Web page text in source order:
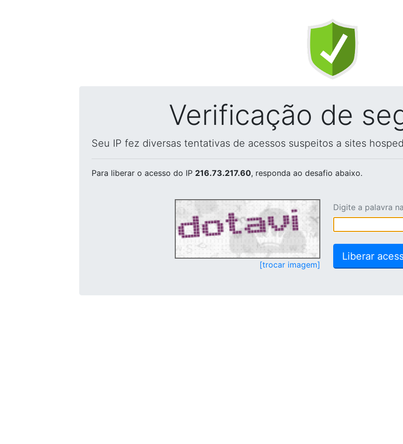
Verificação de
Seu IP fez diversas tentativas de acessos suspeitos a sites
Para liberar o acesso do IP 216.73.217.60, responda ao desafio abaixo.
[trocar imagem]
Digite a palavra